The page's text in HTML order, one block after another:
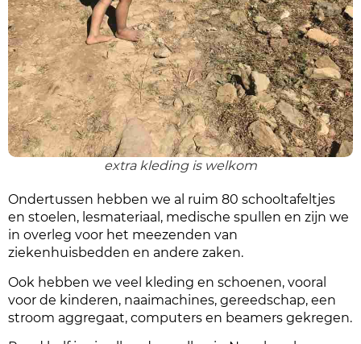
extra kleding is welkom
Ondertussen hebben we al ruim 80 schooltafeltjes
en stoelen, lesmateriaal, medische spullen en zijn we
in overleg voor het meezenden van
ziekenhuisbedden en andere zaken.
Ook hebben we veel kleding en schoenen, vooral
voor de kinderen, naaimachines, gereedschap, een
stroom aggregaat, computers en beamers gekregen.